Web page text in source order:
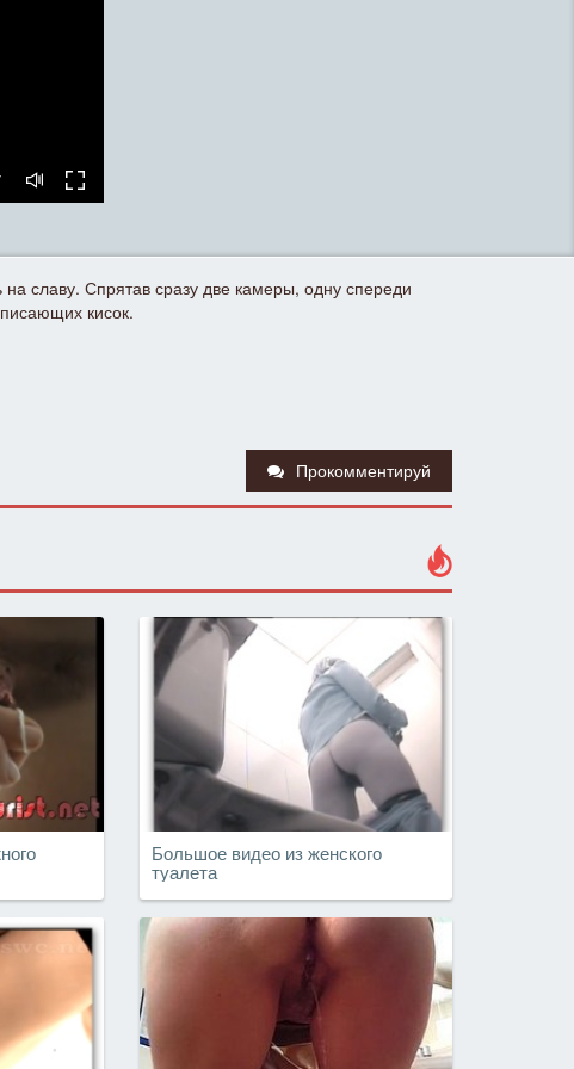
славу. Спрятав сразу две камеры, одну спереди
кисок.
Прокомментируй
Большое видео из женского
туалета